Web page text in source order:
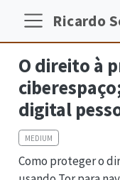
Ricardo
O direito à
digital
MEDIUM
Como proteger o